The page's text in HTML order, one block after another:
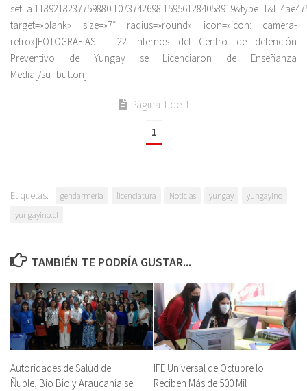
target=»blank» size=»7″ radius=»round» icon=»icon: camera-
retro»]FOTOGRAFÍAS – 22 Internos del Centro de detención
Preventivo de Yungay se Licenciaron de Enseñanza
Media[/su_button]
Página 1 de 1
1
Etiquetas: gendarmeria licenciatura Noticias yungay
yungayino
yungayino.cl
TAMBIÉN TE PODRÍA GUSTAR...
Autoridades de Salud de
Ñuble, Bío Bío y Araucanía se
IFE Universal de Octubre lo
Reciben Más de 500 Mil